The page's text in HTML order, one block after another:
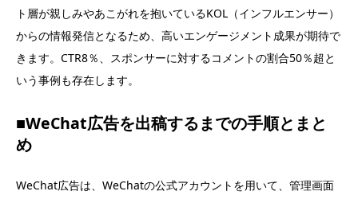
ト層が親しみやあこがれを抱いているKOL（インフルエンサー）
からの情報発信となるため、高いエンゲージメント成果が期待で
きます。CTR8％、スポンサーに対するコメントの割合50％超と
いう事例も存在します。
■WeChat広告を出稿するまでの手順とまと
め
WeChat広告は、WeChatの公式アカウントを用いて、管理画面